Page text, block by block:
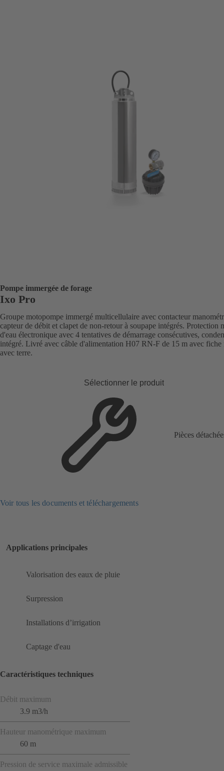
Pompe immergée de forage
Ixo Pro
Groupe motopompe immergé multicellulaire avec contacteur
capteur de débit et clapet de non-retour à soupape intégrés. Protection
d'eau électronique avec 4 tentatives de démarrage consécutives,
intégré. Livré avec câble d'alimentation H07 RN-F de 15 m avec fiche
avec terre.
Sélectionner le produit
Pièces
Voir tous les documents et téléchargements
Applications principales
Valorisation des eaux de pluie
Surpression
Installations d’irrigation
Captage d'eau
Caractéristiques techniques
Débit maximum
3.9 m3/h
Hauteur manométrique maximum
60 m
Pression de service maximale admissible